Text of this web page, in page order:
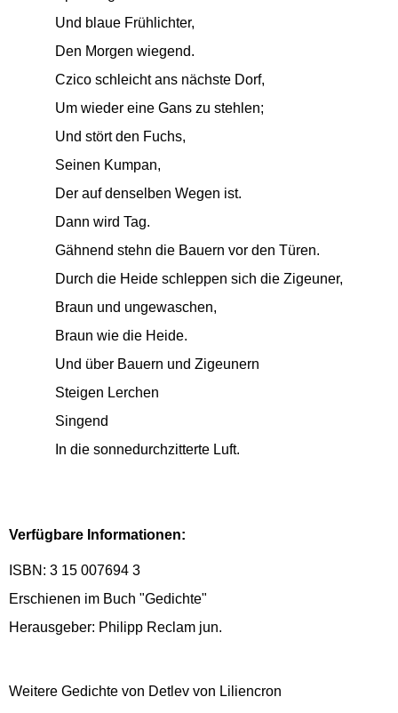
Und blaue Frühlichter,
Den Morgen wiegend.
Czico schleicht ans nächste Dorf,
Um wieder eine Gans zu stehlen;
Und stört den Fuchs,
Seinen Kumpan,
Der auf denselben Wegen ist.
Dann wird Tag.
Gähnend stehn die Bauern vor den Türen.
Durch die Heide schleppen sich die Zigeuner,
Braun und ungewaschen,
Braun wie die Heide.
Und über Bauern und Zigeunern
Steigen Lerchen
Singend
In die sonnedurchzitterte Luft.
Verfügbare Informationen:
ISBN: 3 15 007694 3
Erschienen im Buch "Gedichte"
Herausgeber: Philipp Reclam jun.
Weitere Gedichte von Detlev von Liliencron